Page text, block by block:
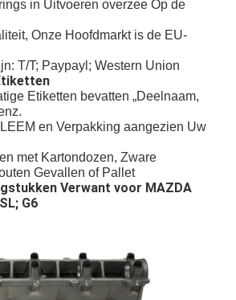
in Uitvoeren overzee Op de
Onze Hoofdmarkt is de EU-
T/T; Paypayl; Western Union
Etiketten bevatten „Deelnaam,
en Verpakking aangezien Uw
met Kartondozen, Zware
Gevallen of Pallet
Verwant voor MAZDA
G6